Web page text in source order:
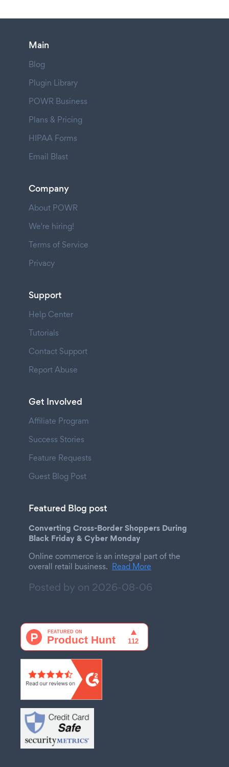
Main
Blog
Plugin Library
POWR Business
Plans & Pricing
HIPAA Forms
Email Blast
Company
About POWR
We're hiring!
Terms of Service
Privacy
Support
Help Center
Tutorials
Contact Support
Report Abuse
Get Involved
Affiliate Program
Success Stories
Feature Requests
Guest Blog Post
Featured Blog post
Converting Cross-Border Shoppers During
Black Friday & Cyber Monday
Online commerce is an integral part of the
overall retail business. Read More
Posted by on 2026-08-06